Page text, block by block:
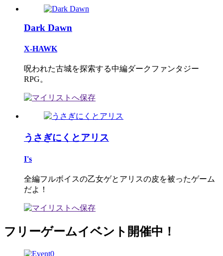
Dark Dawn
X-HAWK
呪われた古城を探索する中編ダークファンタジー
RPG。
うさぎにくとアリス
I's
全編フルボイスの乙女ゲとアリスの皮を被ったゲーム
だよ！
フリーゲームイベント開催中！